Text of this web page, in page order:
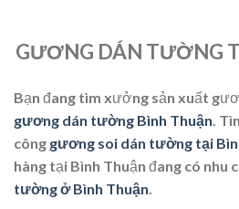
GƯƠNG DÁN TƯỜNG
Bạn đang tìm xưởng sản xuất
gương dán tường Bình Thuận.
công gương soi dán tường tại
hàng tại Bình Thuận đang có nhu
tường ở Bình Thuận.